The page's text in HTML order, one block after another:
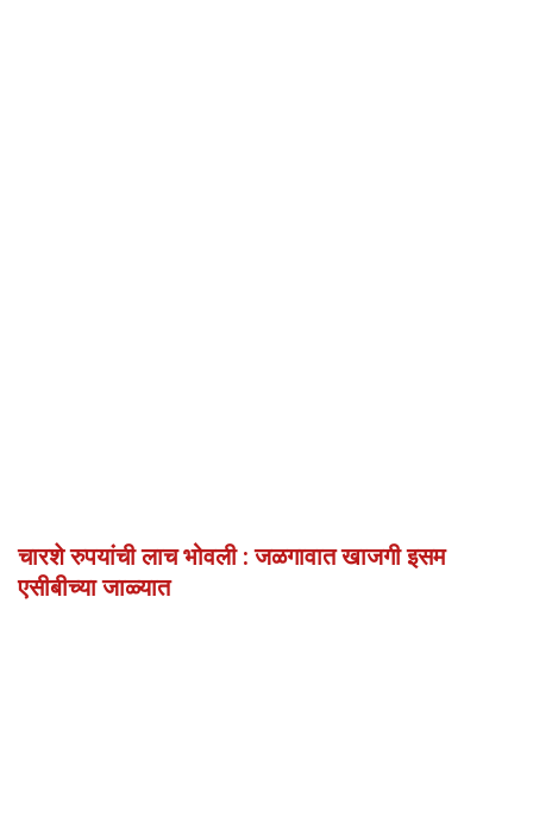
चारशे रुपयांची लाच भोवली : जळगावात खाजगी इसम
एसीबीच्या जाळ्यात